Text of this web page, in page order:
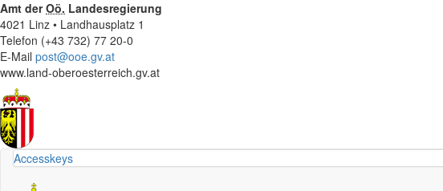
Amt derOö. Landesregierung
4021 Linz • Landhausplatz 1
Telefon (+43 732) 77 20-0
E-Mail post@ooe.gv.at
www.land-oberoesterreich.gv.at
Accesskeys